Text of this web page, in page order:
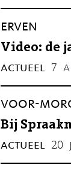
erven
Video: de
actueel 7
voor-
Bij
actueel 20